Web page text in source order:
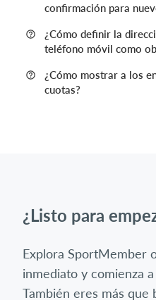
confirmación para
¿Cómo definir la
teléfono móvil como
¿Cómo mostrar a los
cuotas?
¿Listo para
Explora SportMember
inmediato y comienza
También eres más que